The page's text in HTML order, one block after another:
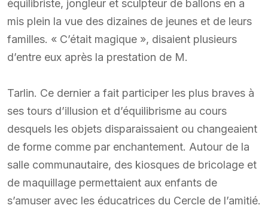
équilibriste, jongleur et sculpteur de ballons en a
mis plein la vue des dizaines de jeunes et de leurs
familles. « C’était magique », disaient plusieurs
d’entre eux après la prestation de M.
Tarlin. Ce dernier a fait participer les plus braves à
ses tours d’illusion et d’équilibrisme au cours
desquels les objets disparaissaient ou changeaient
de forme comme par enchantement. Autour de la
salle communautaire, des kiosques de bricolage et
de maquillage permettaient aux enfants de
s’amuser avec les éducatrices du Cercle de l’amitié.